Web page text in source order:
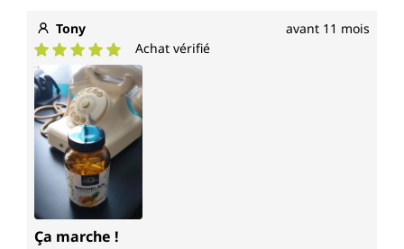
Tony avant 11 mois
Note moyenne de 5 sur 5 étoiles
Achat vérifié
Ça marche !